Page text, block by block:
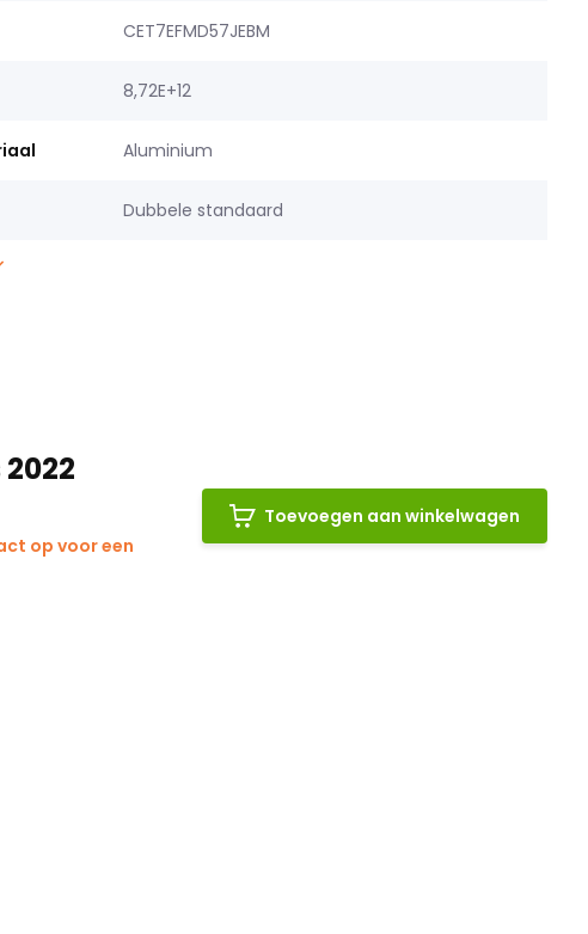
CET7EFMD57JEBM
8,72E+12
Aluminium
Dubbele standaard
op voor een
Toevoegen aan winkelwagen